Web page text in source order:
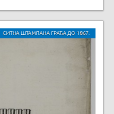
СИТНА ШТАМПАНА ГРАЂА ДО 1867.